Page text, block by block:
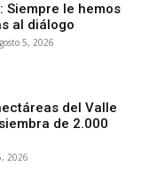
Siempre le hemos
al diálogo
5, 2026
del Valle
de 2.000
2026